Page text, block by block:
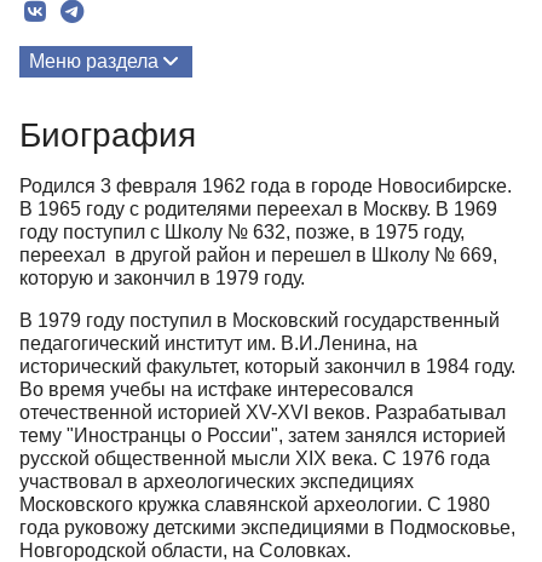
Меню раздела
Биография
Биография
Родился 3 февраля 1962 года в городе Новосибирске.
В 1965 году с родителями переехал в Москву. В 1969
году поступил с Школу № 632, позже, в 1975 году,
переехал в другой район и перешел в Школу № 669,
которую и закончил в 1979 году.
В 1979 году поступил в Московский государственный
педагогический институт им. В.И.Ленина, на
исторический факультет, который закончил в 1984 году.
Во время учебы на истфаке интересовался
отечественной историей XV-XVI веков. Разрабатывал
тему "Иностранцы о России", затем занялся историей
русской общественной мысли XIX века. С 1976 года
участвовал в археологических экспедициях
Московского кружка славянской археологии. С 1980
года руковожу детскими экспедициями в Подмосковье,
Новгородской области, на Соловках.